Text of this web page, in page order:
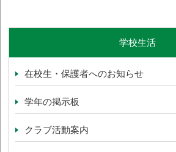
学校生活
在校生・保護者へのお知らせ
学年の掲示板
クラブ活動案内